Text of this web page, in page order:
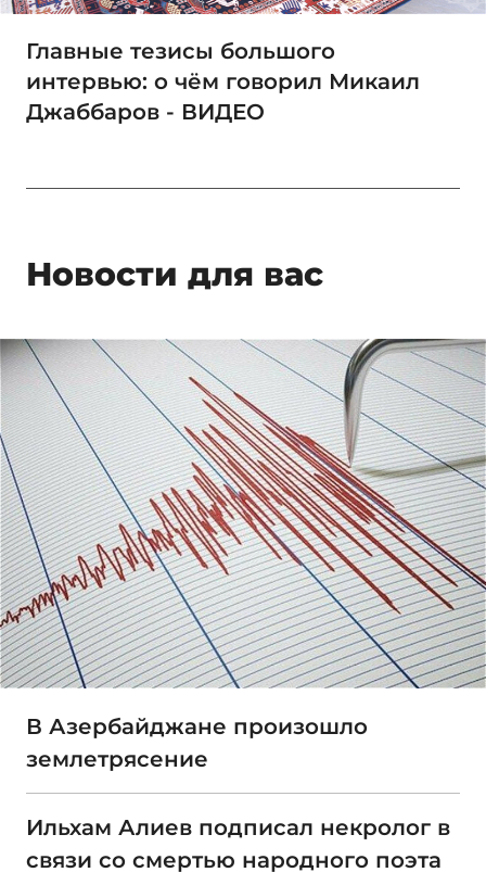
Главные тезисы большого
интервью: о чём говорил Микаил
Джаббаров - ВИДЕО
Новости для вас
В Азербайджане произошло
землетрясение
Ильхам Алиев подписал некролог в
связи со смертью народного поэта